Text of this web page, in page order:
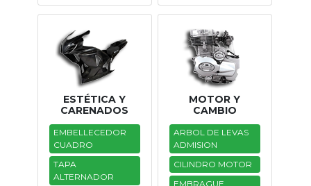
Empresa
Contacto
ESTÉTICA Y
CARENADOS
EMBELLECEDOR
CUADRO
TAPA
ALTERNADOR
MOTOR Y
CAMBIO
ARBOL DE LEVAS
ADMISION
CILINDRO MOTOR
EMBRAGUE